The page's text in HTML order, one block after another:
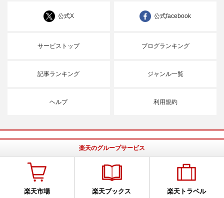
公式X 公式facebook
サービストップ ブログランキング
記事ランキング ジャンル一覧
ヘルプ 利用規約
楽天のグループサービス
楽天市場 楽天ブックス 楽天トラベル